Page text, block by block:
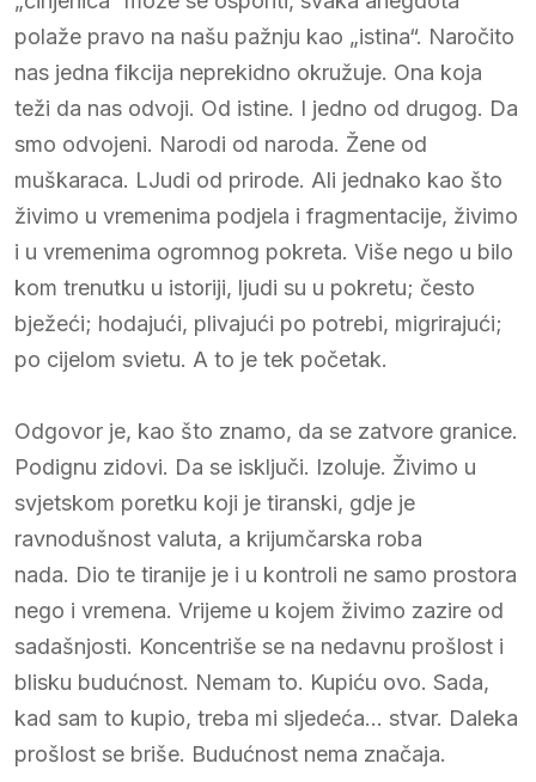
polaže pravo na našu pažnju kao „istina“. Naročito
nas jedna fikcija neprekidno okružuje. Ona koja
teži da nas odvoji. Od istine. I jedno od drugog. Da
smo odvojeni. Narodi od naroda. Žene od
muškaraca. LJudi od prirode. Ali jednako kao što
živimo u vremenima podjela i fragmentacije, živimo
i u vremenima ogromnog pokreta. Više nego u bilo
kom trenutku u istoriji, ljudi su u pokretu; često
bježeći; hodajući, plivajući po potrebi, migrirajući;
po cijelom svietu. A to je tek početak.
Odgovor je, kao što znamo, da se zatvore granice.
Podignu zidovi. Da se isključi. Izoluje. Živimo u
svjetskom poretku koji je tiranski, gdje je
ravnodušnost valuta, a krijumčarska roba
nada. Dio te tiranije je i u kontroli ne samo prostora
nego i vremena. Vrijeme u kojem živimo zazire od
sadašnjosti. Koncentriše se na nedavnu prošlost i
blisku budućnost. Nemam to. Kupiću ovo. Sada,
kad sam to kupio, treba mi sljedeća… stvar. Daleka
prošlost se briše. Budućnost nema značaja.